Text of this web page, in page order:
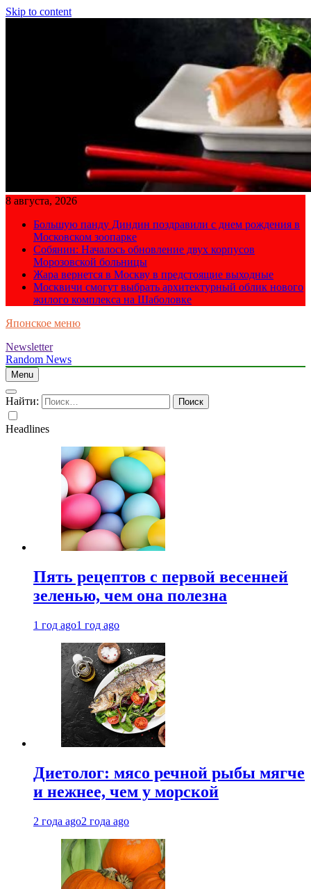
Skip to content
8 августа, 2026
Большую панду Диндин поздравили с днем рождения в
Московском зоопарке
Собянин: Началось обновление двух корпусов
Морозовской больницы
Жара вернется в Москву в предстоящие выходные
Москвичи смогут выбрать архитектурный облик нового
жилого комплекса на Шаболовке
Японское меню
Newsletter
Random News
Menu
Найти:
Headlines
Пять рецептов с первой весенней
зеленью, чем она полезна
1 год ago1 год ago
Диетолог: мясо речной рыбы мягче
и нежнее, чем у морской
2 года ago2 года ago